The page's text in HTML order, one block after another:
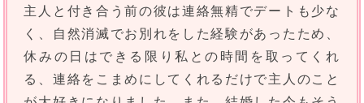
主人と付き合う前の彼は連絡無精でデートも少な
く、自然消滅でお別れをした経験があったため、
休みの日はできる限り私との時間を取ってくれ
る、連絡をこまめにしてくれるだけで主人のこと